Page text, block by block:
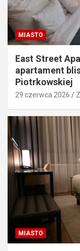
MIASTO
East Street
apartament
Piotrkowskiej
29 czerwca 2026
MIASTO